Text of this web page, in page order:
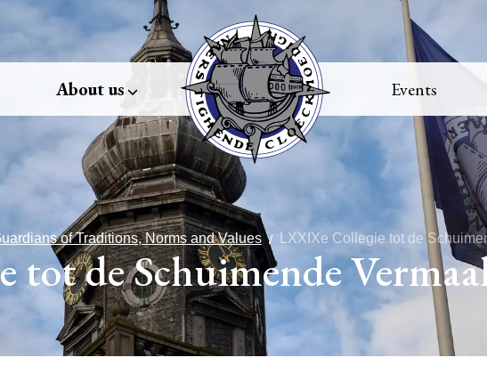
About us Events
of Traditions, Norms and Values LXXIXe Collegie tot de
de Schuimende